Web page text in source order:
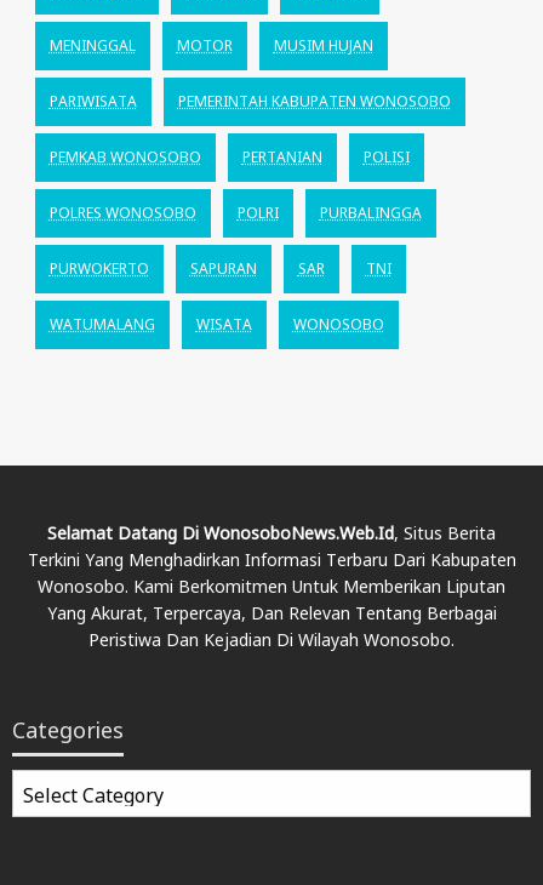
MENINGGAL MOTOR MUSIM HUJAN
PARIWISATA PEMERINTAH KABUPATEN WONOSOBO
PEMKAB WONOSOBO PERTANIAN POLISI
POLRES WONOSOBO POLRI PURBALINGGA
PURWOKERTO SAPURAN SAR TNI
WATUMALANG WISATA WONOSOBO
Selamat Datang Di WonosoboNews.web.id, Situs Berita
Terkini Yang Menghadirkan Informasi Terbaru Dari Kabupaten
Wonosobo. Kami Berkomitmen Untuk Memberikan Liputan
Yang Akurat, Terpercaya, Dan Relevan Tentang Berbagai
Peristiwa Dan Kejadian Di Wilayah Wonosobo.
Categories
Categories